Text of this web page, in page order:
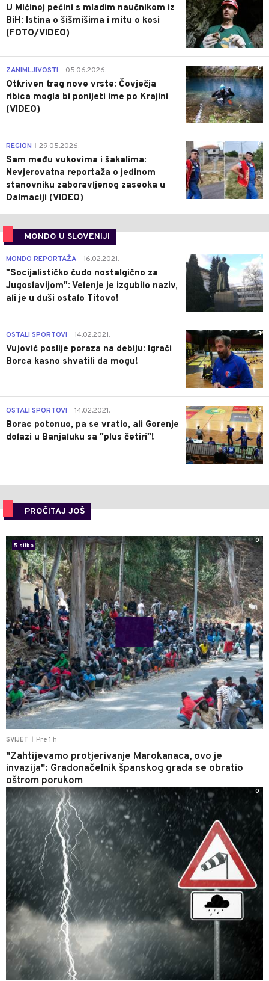
U Mićinoj pećini s mladim naučnikom iz
BiH: Istina o šišmišima i mitu o kosi
(FOTO/VIDEO)
0
ZANIMLJIVOSTI 05.06.2026.
Otkriven trag nove vrste: Čovječja
ribica mogla bi ponijeti ime po Krajini
(VIDEO)
0
REGION 29.05.2026.
Sam među vukovima i šakalima:
Nevjerovatna reportaža o jedinom
stanovniku zaboravljenog zaseoka u
Dalmaciji (VIDEO)
MONDO U SLOVENIJI
4
MONDO REPORTAŽA 16.02.2021.
"Socijalističko čudo nostalgično za
Jugoslavijom": Velenje je izgubilo naziv,
ali je u duši ostalo Titovo!
1
OSTALI SPORTOVI 14.02.2021.
Vujović poslije poraza na debiju: Igrači
Borca kasno shvatili da mogu!
3
OSTALI SPORTOVI 14.02.2021.
Borac potonuo, pa se vratio, ali Gorenje
dolazi u Banjaluku sa "plus četiri"!
PROČITAJ JOŠ
SVIJET Pre 1 h
"Zahtijevamo protjerivanje Marokanaca, ovo je
invazija": Gradonačelnik španskog grada se obratio
oštrom porukom
5 slika
0
0